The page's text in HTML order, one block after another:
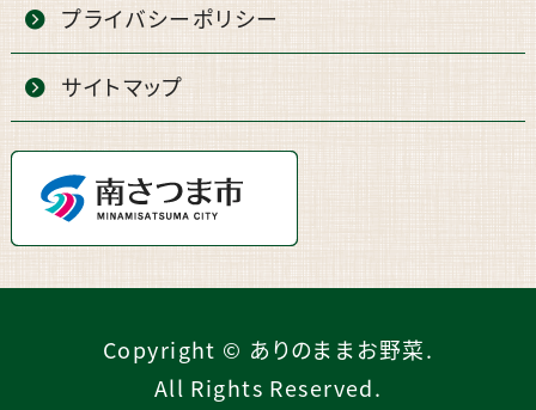
プライバシーポリシー
サイトマップ
Copyright © ありのままお野菜.
All Rights Reserved.